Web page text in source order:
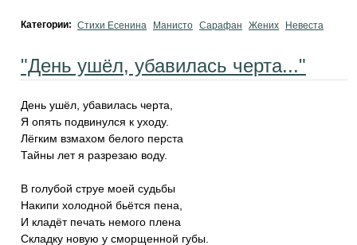
Категории: Стихи Есенина Манисто Сарафан Жених Невеста
"День ушёл, убавилась черта..."
День ушёл, убавилась черта,
Я опять подвинулся к уходу.
Лёгким взмахом белого перста
Тайны лет я разрезаю воду.
В голубой струе моей судьбы
Накипи холодной бьётся пена,
И кладёт печать немого плена
Складку новую у сморщенной губы.